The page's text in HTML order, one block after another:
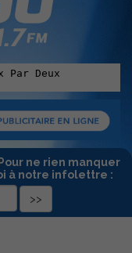
ne rien manquer
à notre infolettre :